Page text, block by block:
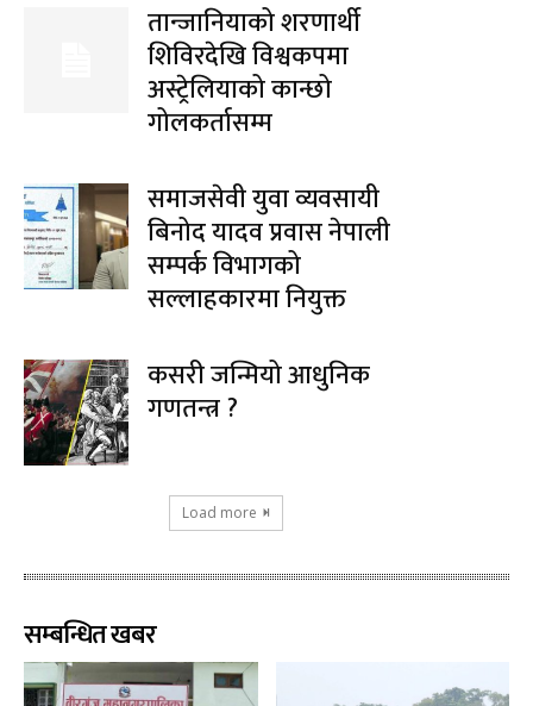
तान्जानियाको शरणार्थी
शिविरदेखि विश्वकपमा
अस्ट्रेलियाको कान्छो
गोलकर्तासम्म
समाजसेवी युवा व्यवसायी
बिनोद यादव प्रवास नेपाली
सम्पर्क विभागको
सल्लाहकारमा नियुक्त
कसरी जन्मियो आधुनिक
गणतन्त्र ?
Load more
सम्बन्धित खबर